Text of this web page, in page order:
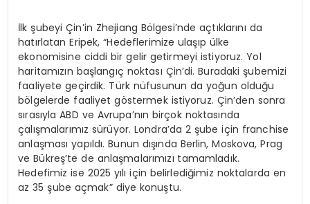
İlk şubeyi Çin’in Zhejiang Bölgesi’nde açtıklarını da
hatırlatan Eripek, “Hedeflerimize ulaşıp ülke
ekonomisine ciddi bir gelir getirmeyi istiyoruz. Yol
haritamızın başlangıç noktası Çin’di. Buradaki şubemizi
faaliyete geçirdik. Türk nüfusunun da yoğun olduğu
bölgelerde faaliyet göstermek istiyoruz. Çin’den sonra
sırasıyla ABD ve Avrupa’nın birçok noktasında
çalışmalarımız sürüyor. Londra’da 2 şube için franchise
anlaşması yapıldı. Bunun dışında Berlin, Moskova, Prag
ve Bükreş’te de anlaşmalarımızı tamamladık.
Hedefimiz ise 2025 yılı için belirlediğimiz noktalarda en
az 35 şube açmak” diye konuştu.